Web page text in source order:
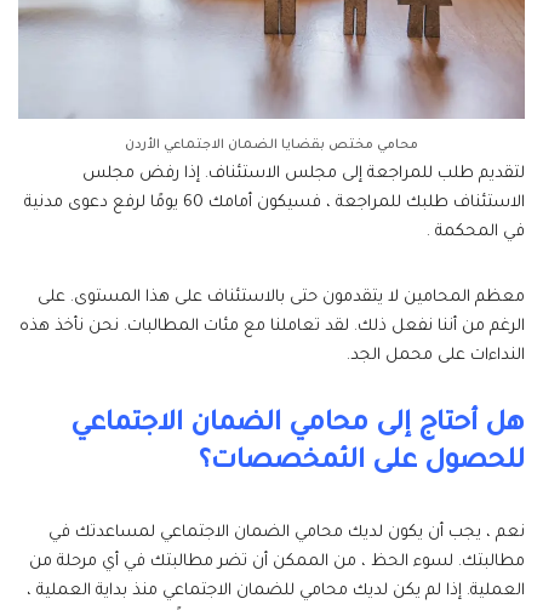
محامي مختص بقضايا الضمان الاجتماعي الأردن
لتقديم طلب للمراجعة إلى مجلس الاستئناف. إذا رفض مجلس
الاستئناف طلبك للمراجعة ، فسيكون أمامك 60 يومًا لرفع دعوى مدنية
في المحكمة .
معظم المحامين لا يتقدمون حتى بالاستئناف على هذا المستوى. على
الرغم من أننا نفعل ذلك. لقد تعاملنا مع مئات المطالبات. نحن نأخذ هذه
النداءات على محمل الجد.
هل أحتاج إلى محامي الضمان الاجتماعي
للحصول على الئمخصصات؟
نعم ، يجب أن يكون لديك محامي الضمان الاجتماعي لمساعدتك في
مطالبتك. لسوء الحظ ، من الممكن أن تضر مطالبتك في أي مرحلة من
العملية. إذا لم يكن لديك محامي للضمان الاجتماعي منذ بداية العملية ،